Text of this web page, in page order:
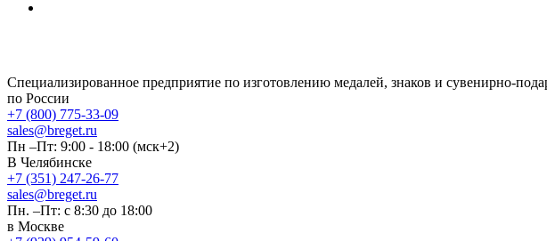
Специализированное предприятие по изготовлению медалей, знаков и сувенирно-
по России
+7 (800) 775-33-09
sales@breget.ru
Пн –Пт: 9:00 - 18:00 (мск+2)
В Челябинске
+7 (351) 247-26-77
sales@breget.ru
Пн. –Пт: с 8:30 до 18:00
в Москве